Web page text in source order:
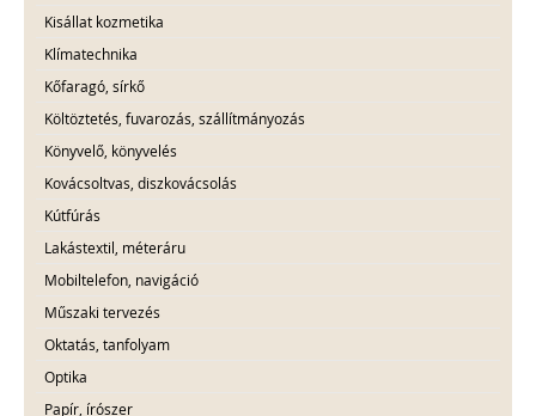
Kisállat kozmetika
Klímatechnika
Kőfaragó, sírkő
Költöztetés, fuvarozás, szállítmányozás
Könyvelő, könyvelés
Kovácsoltvas, diszkovácsolás
Kútfúrás
Lakástextil, méteráru
Mobiltelefon, navigáció
Műszaki tervezés
Oktatás, tanfolyam
Optika
Papír, írószer